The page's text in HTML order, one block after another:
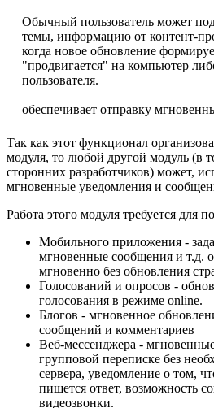
Обычный пользователь может
темы, информацию от контент-
когда новое обновление
"продвигается" на компьютер
пользователя.
обеспечивает отправку
Так как этот функционал
модуля, то любой другой модуль (в
сторонних разработчиков) может,
мгновенные уведомления и
Работа этого модуля требуется для
Мобильного приложения -
мгновенные сообщения и т.д.
мгновенно без обновления
Голосований и опросов -
голосования в режиме online.
Блогов - мгновенное
сообщений и комментариев
Веб-мессенджера -
групповой переписке без
сервера, уведомление о том,
пишется ответ, возможность
видеозвонки.